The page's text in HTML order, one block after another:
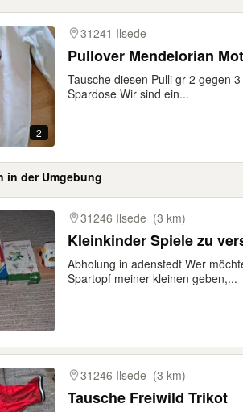
2
31241 Ilsede
Pullover Mendelorian
Tausche diesen Pulli gr 2 gegen
Spardose Wir sind ein...
in der Umgebung
31246 Ilsede (3 km)
Kleinkinder Spiele zu
Abholung in adenstedt Wer
Spartopf meiner kleinen geben,...
31246 Ilsede (3 km)
Tausche Freiwild Trikot